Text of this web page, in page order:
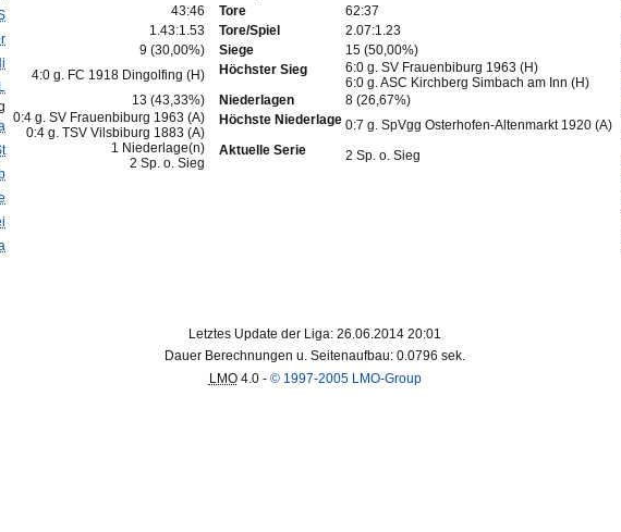
43:46
Tore
62:37
1.43:1.53
Tore/Spiel
2.07:1.23
9 (30,00%)
Siege
15 (50,00%)
4:0 g. FC 1918 Dingolfing (H)
Höchster Sieg
6:0 g. SV Frauenbiburg 1963 (H)
6:0 g. ASC Kirchberg Simbach am Inn (H)
13 (43,33%)
Niederlagen
8 (26,67%)
0:4 g. SV Frauenbiburg 1963 (A)
0:4 g. TSV Vilsbiburg 1883 (A)
Höchste Niederlage 0:7 g. SpVgg Osterhofen-Altenmarkt 1920 (A)
1 Niederlage(n)
2 Sp. o. Sieg
Aktuelle Serie 2 Sp. o. Sieg
Letztes Update der Liga: 26.06.2014 20:01
Dauer Berechnungen u. Seitenaufbau: 0.0796 sek.
LMO4.0 - © 1997-2005 LMO-Group